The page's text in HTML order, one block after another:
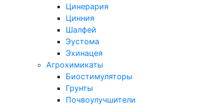
Цинерария
Цинния
Шалфей
Эустома
Эхинацея
Агрохимикаты
Биостимуляторы
Грунты
Почвоулучшители